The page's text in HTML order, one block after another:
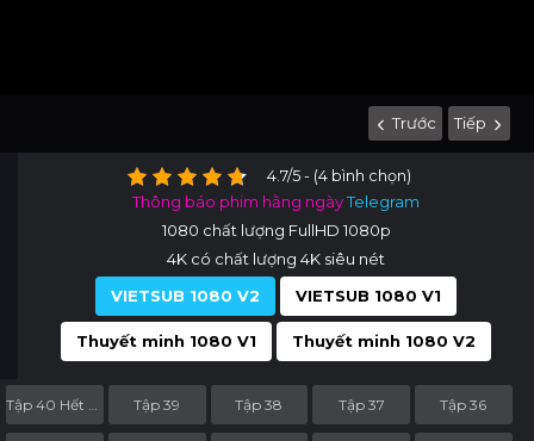
Trước Tiếp
4.7/5 - (4 bình chọn)
Thông báo phim hằng ngàyTelegram
1080 chất lượng FullHD 1080p
4K có chất lượng 4K siêu nét
VIETSUB 1080 V2
VIETSUB 1080 V1
Thuyết minh 1080 V1 Thuyết minh 1080 V2
Tập 39 Tập 38 Tập 37 Tập 36